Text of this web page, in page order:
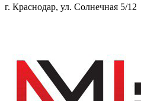
г. Краснодар, ул. Солнечная 5/12